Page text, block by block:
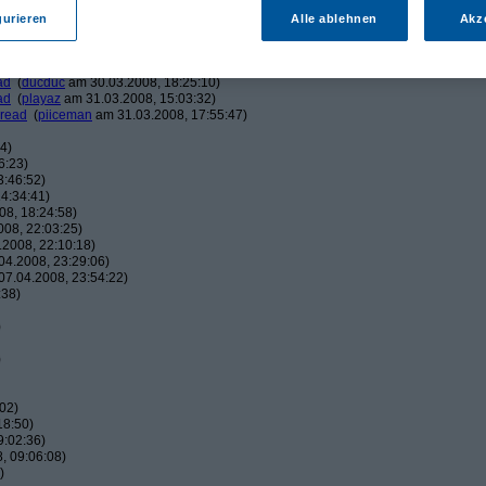
am 30.03.2008, 16:00:59)
(ducducam 30.03.2008, 18:25:10)
(playaz am 31.03.2008, 15:03:32)
(piiceman am 31.03.2008, 17:55:47)
18:24:58)
22:03:25)
22:10:18)
23:29:06)
23:54:22)
09:06:08)
Alle ablehnen